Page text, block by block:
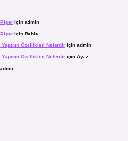
için admin
için Rabia
Özellikleri Nelerdiriçin admin
Özellikleri Nelerdiriçin Ayaz
admin